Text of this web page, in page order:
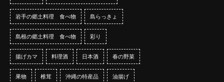
岩手の郷土料理 食べ物 島らっきょ
島根の郷土料理 食べ物 彩り
揚げカマ 料理酒 日本酒 春の野菜
果物 椎茸 沖縄の特産品 油揚げ